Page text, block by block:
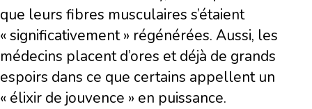
que leurs fibres musculaires s’étaient
« significativement » régénérées. Aussi, les
médecins placent d’ores et déjà de grands
espoirs dans ce que certains appellent un
« élixir de jouvence » en puissance.